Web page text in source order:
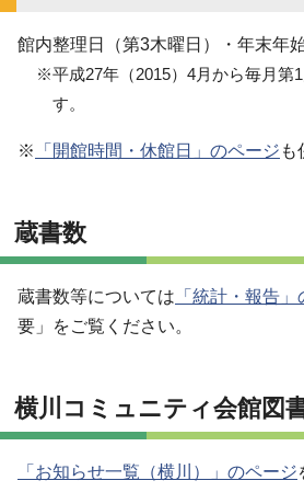
館内整理日（第3木曜日）・年末年
※平成27年（2015）4月から毎月第
す。
※ 「開館時間・休館日」のページ も
蔵書数
蔵書数等については 「統計・報告
要」をご覧ください。
横川コミュニティ会館図
「お知らせ一覧（横川）」のページ